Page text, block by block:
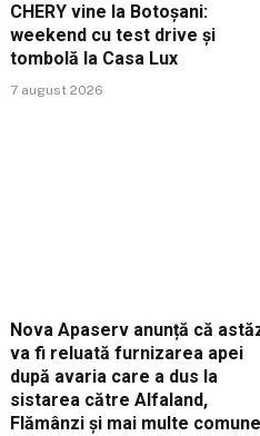
CHERY vine la Botoșani:
weekend cu test drive și
tombolă la Casa Lux
7 august 2026
Nova Apaserv anunță că
va fi reluată furnizarea apei
după avaria care a dus la
sistarea către Alfaland,
Flămânzi și mai multe comune